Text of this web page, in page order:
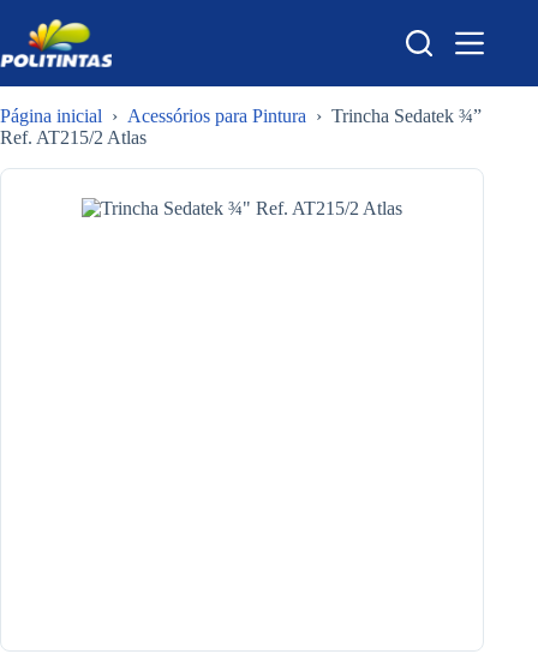
para
o
conteúdo
Página inicial › Acessórios para Pintura › Trincha Sedatek ¾”
Ref. AT215/2 Atlas